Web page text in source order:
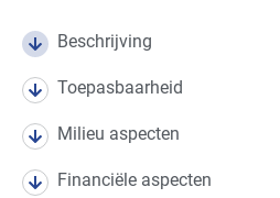
branches
Autobranche - autoschadeherstel
Autobranche - garage en handel
Beschrijving
Toepasbaarheid
Milieu aspecten
Financiële aspecten